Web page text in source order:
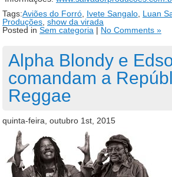
Tags:Aviões do Forró, Ivete Sangalo, Luan
Produções, show da virada
Posted in Sem categoria | No Comments »
Alpha Blondy e
comandam a
Reggae
quinta-feira, outubro 1st, 2015